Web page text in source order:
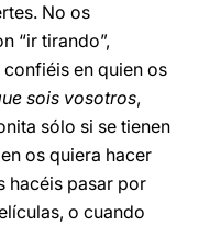
No os
“ir tirando”,
en quien os
sois vosotros,
sólo si se tienen
os quiera hacer
hacéis pasar por
o cuando